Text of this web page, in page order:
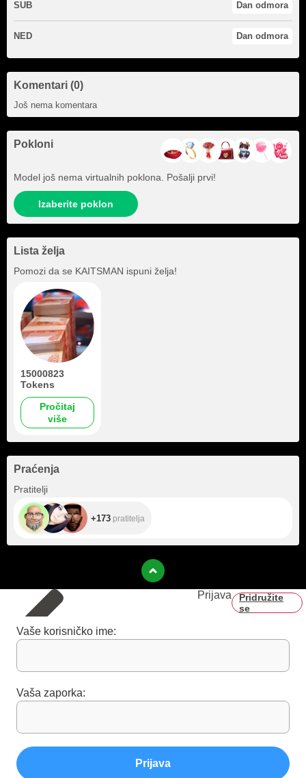
SUB Dan odmora
NED Dan odmora
Komentari (0)
Još nema komentara
Pokloni
Model još nema virtualnih poklona. Pošalji prvi!
Izaberite poklon
Lista želja
Pomozi da se KAITSMAN ispuni želja!
15000823
Tokens
Pročitaj
više
Praćenja
Pratitelji
+173 pratitelja
Prijava
Pridružite
se
Vaše korisničko ime:
Vaša zaporka:
Prijava